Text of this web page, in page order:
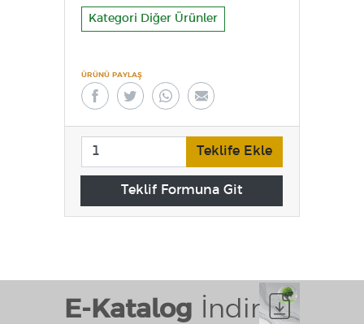
Kategori Diğer Ürünler
ÜRÜNÜ PAYLAŞ
Teklife Ekle
Teklif Formuna Git
E-Katalog İndir